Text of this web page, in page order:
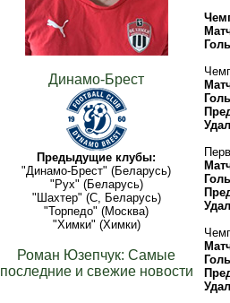
Динамо-Брест
Предыдущие клубы:
"Динамо-Брест" (Беларусь)
"Рух" (Беларусь)
"Шахтер" (С, Беларусь)
"Торпедо" (Москва)
"Химки" (Химки)
Роман Юзепчук: Самые
последние и свежие новости